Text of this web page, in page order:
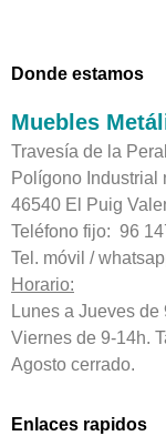
Donde estamos
Muebles
Travesía de la
Polígono Industrial
46540 El Puig
Teléfono fijo: 96
Tel. móvil /
Horario:
Lunes a Jueves de
Viernes de 9-14h.
Agosto cerrado.
Enlaces rapidos